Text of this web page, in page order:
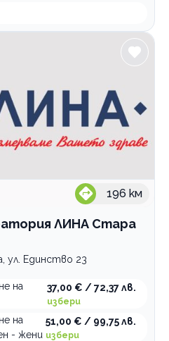
ЛИНА Стара Загора кв.
196 км
ЛИНА Стара
ул. Единство 23
на
37,00 € / 72,37 лв.
избери
на
- жени
51,00 € / 99,75 лв.
избери